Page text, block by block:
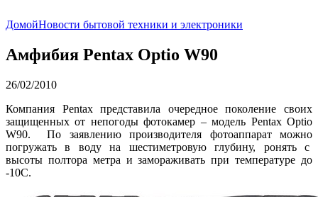
ДомойНовости бытовой техники и электроники
Амфибия Pentax Optio W90
26/02/2010
Компания Pentax представила очередное поколение своих
защищенных от непогоды фотокамер – модель Pentax Optio
W90. По заявлению производителя фотоаппарат можно
погружать в воду на шестиметровую глубину, ронять с
высоты полтора метра и замораживать при температуре до
-10С.